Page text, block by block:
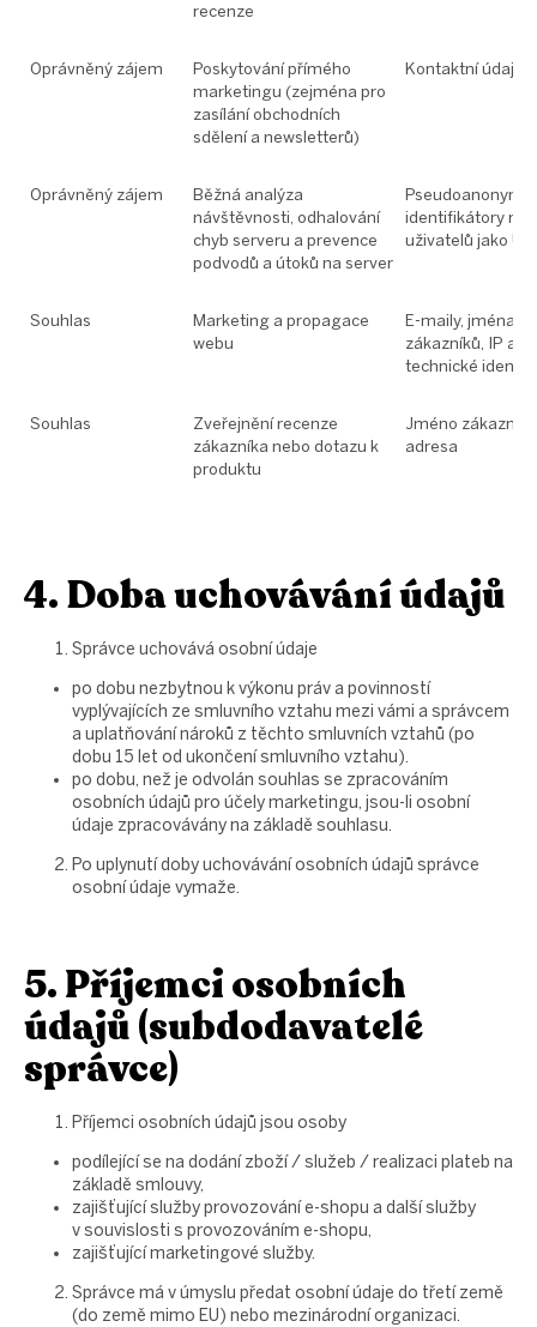
recenze
Oprávněný zájem
Poskytování přímého
marketingu (zejména pro
zasílání obchodních
sdělení a newsletterů)
Kontaktní údaje
Oprávněný zájem
Běžná analýza
návštěvnosti, odhalování
chyb serveru a prevence
podvodů a útoků na server
identifikátory
uživatelů jako
Souhlas
Marketing a propagace
webu
E-maily, jména
zákazníků, IP
technické
Souhlas
Zveřejnění recenze
zákazníka nebo dotazu k
produktu
Jméno
adresa
4. Doba uchovávání údajů
Správce uchovává osobní údaje
po dobu nezbytnou k výkonu práv a povinností
vyplývajících ze smluvního vztahu mezi vámi a správcem
a uplatňování nároků z těchto smluvních vztahů (po
dobu 15 let od ukončení smluvního vztahu).
po dobu, než je odvolán souhlas se zpracováním
osobních údajů pro účely marketingu, jsou-li osobní
údaje zpracovávány na základě souhlasu.
Po uplynutí doby uchovávání osobních údajů správce
osobní údaje vymaže.
5. Příjemci osobních
údajů (subdodavatelé
správce)
Příjemci osobních údajů jsou osoby
podílející se na dodání zboží / služeb / realizaci plateb na
základě smlouvy,
zajišťující služby provozování e-shopu a další služby
v souvislosti s provozováním e-shopu,
zajišťující marketingové služby.
Správce má v úmyslu předat osobní údaje do třetí země
(do země mimo EU) nebo mezinárodní organizaci.